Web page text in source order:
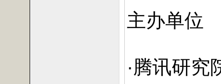
主办单位
·腾讯研究